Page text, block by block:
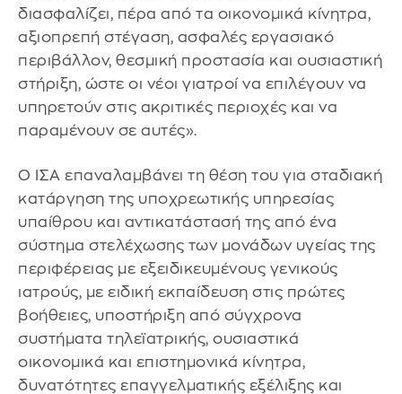
διασφαλίζει, πέρα από τα οικονομικά κίνητρα,
αξιοπρεπή στέγαση, ασφαλές εργασιακό
περιβάλλον, θεσμική προστασία και ουσιαστική
στήριξη, ώστε οι νέοι γιατροί να επιλέγουν να
υπηρετούν στις ακριτικές περιοχές και να
παραμένουν σε αυτές».
Ο ΙΣΑ επαναλαμβάνει τη θέση του για σταδιακή
κατάργηση της υποχρεωτικής υπηρεσίας
υπαίθρου και αντικατάστασή της από ένα
σύστημα στελέχωσης των μονάδων υγείας της
περιφέρειας με εξειδικευμένους γενικούς
ιατρούς, με ειδική εκπαίδευση στις πρώτες
βοήθειες, υποστήριξη από σύγχρονα
συστήματα τηλεϊατρικής, ουσιαστικά
οικονομικά και επιστημονικά κίνητρα,
δυνατότητες επαγγελματικής εξέλιξης και